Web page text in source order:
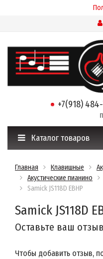
+7(918)
Каталог товаров
Главная Клавишные
Акустические пианино
Samick JS118D EBHP
Samick JS118D
Оставьте ваш
Чтобы добавить отзыв,